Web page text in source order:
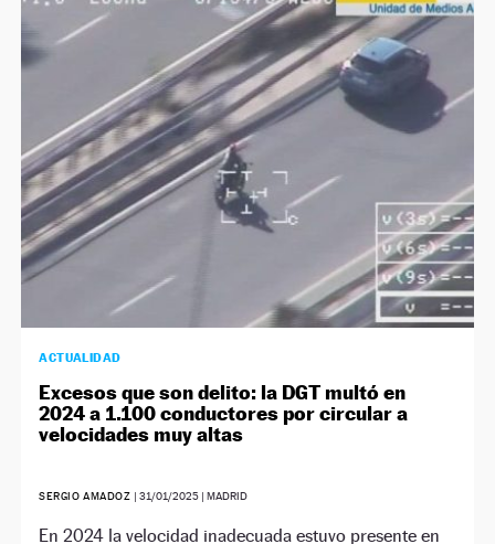
ACTUALIDAD
Excesos que son delito: la DGT multó en
2024 a 1.100 conductores por circular a
velocidades muy altas
SERGIO AMADOZ | 31/01/2025| MADRID
En 2024 la velocidad inadecuada estuvo presente en